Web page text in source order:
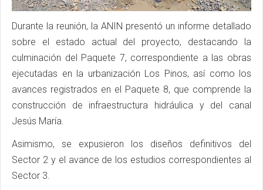
Durante la reunión, la ANIN presentó un informe detallado
sobre el estado actual del proyecto, destacando la
culminación del Paquete 7, correspondiente a las obras
ejecutadas en la urbanización Los Pinos, así como los
avances registrados en el Paquete 8, que comprende la
construcción de infraestructura hidráulica y del canal
Jesús María.
Asimismo, se expusieron los diseños definitivos del
Sector 2 y el avance de los estudios correspondientes al
Sector 3.